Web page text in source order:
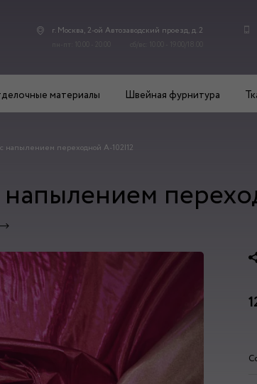
г. Москва, 2-ой Автозаводский проезд, д. 2
материалы Швейная фурнитура
напылением переходной А-102|12